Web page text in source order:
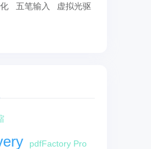
五笔输入 虚拟光驱
pdfFactory Pro